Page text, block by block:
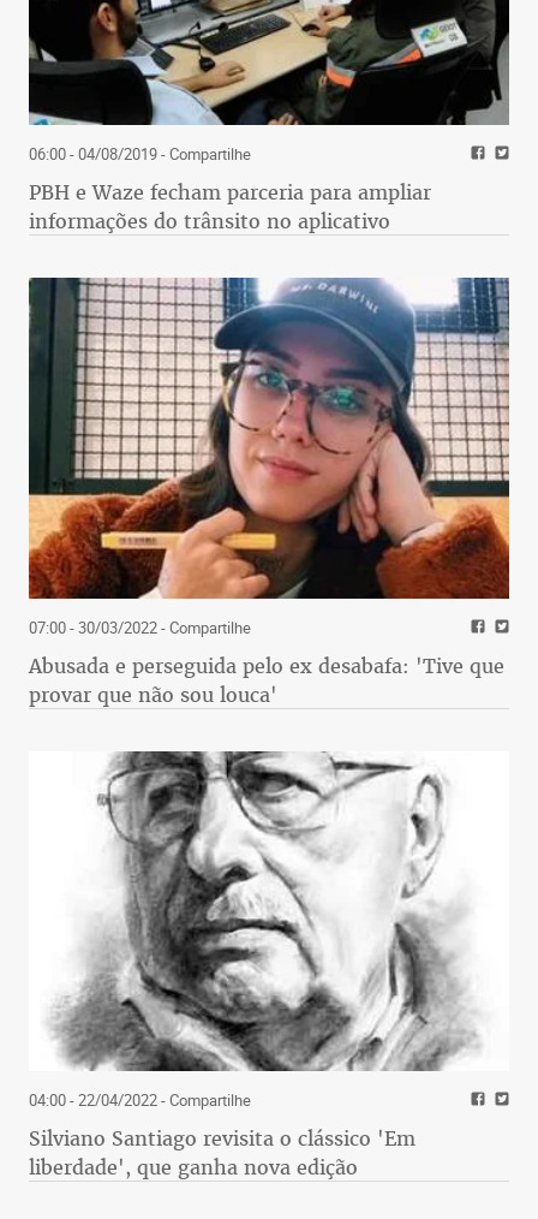
06:00 - 04/08/2019- Compartilhe
PBH e Waze fecham parceria para ampliar
informações do trânsito no aplicativo
07:00 - 30/03/2022- Compartilhe
Abusada e perseguida pelo ex desabafa: 'Tive que
provar que não sou louca'
04:00 - 22/04/2022- Compartilhe
Silviano Santiago revisita o clássico 'Em
liberdade', que ganha nova edição